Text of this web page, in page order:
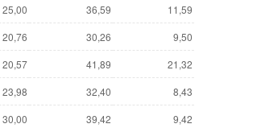
25,00 36,59
11,59
20,76 30,26
9,50
20,57 41,89
21,32
23,98 32,40
8,43
30,00 39,42
9,42